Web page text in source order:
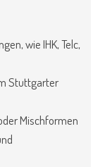
wie IHK, Telc,
Stuttgarter
Mischformen